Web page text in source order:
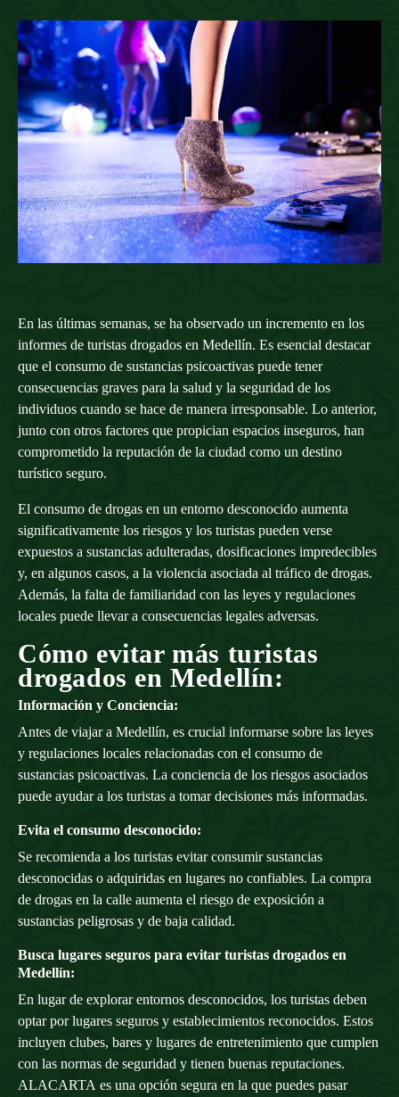
En las últimas semanas, se ha observado un incremento en los
informes de turistas drogados en Medellín. Es esencial destacar
que el consumo de sustancias psicoactivas puede tener
consecuencias graves para la salud y la seguridad de los
individuos cuando se hace de manera irresponsable. Lo anterior,
junto con otros factores que propician espacios inseguros, han
comprometido la reputación de la ciudad como un destino
turístico seguro.
El consumo de drogas en un entorno desconocido aumenta
significativamente los riesgos y los turistas pueden verse
expuestos a sustancias adulteradas, dosificaciones impredecibles
y, en algunos casos, a la violencia asociada al tráfico de drogas.
Además, la falta de familiaridad con las leyes y regulaciones
locales puede llevar a consecuencias legales adversas.
Cómo evitar más turistas
drogados en Medellín:
Información y Conciencia:
Antes de viajar a Medellín, es crucial informarse sobre las leyes
y regulaciones locales relacionadas con el consumo de
sustancias psicoactivas. La conciencia de los riesgos asociados
puede ayudar a los turistas a tomar decisiones más informadas.
Evita el consumo desconocido:
Se recomienda a los turistas evitar consumir sustancias
desconocidas o adquiridas en lugares no confiables. La compra
de drogas en la calle aumenta el riesgo de exposición a
sustancias peligrosas y de baja calidad.
Busca lugares seguros para evitar turistas drogados en
Medellín:
En lugar de explorar entornos desconocidos, los turistas deben
optar por lugares seguros y establecimientos reconocidos. Estos
incluyen clubes, bares y lugares de entretenimiento que cumplen
con las normas de seguridad y tienen buenas reputaciones.
ALACARTA es una opción segura en la que puedes pasar